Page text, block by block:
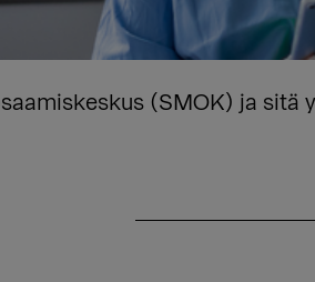
(SMOK) ja sitä